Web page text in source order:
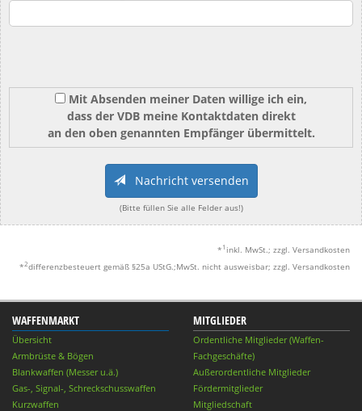
Mit Absenden meiner Daten willige ich ein,
dass der VDB meine Kontaktdaten direkt
an den oben genannten Empfänger übermittelt.
Nachricht versenden
(Bitte füllen Sie alle Felder aus!)
* 1 inkl. MwSt.; zzgl. Versandkosten
*2differenzbesteuert gemäß §25a UStG.;MwSt. nicht ausweisbar; zzgl. Versandkosten
WAFFENMARKT
Übersicht
Armbrüste & Bögen
Blankwaffen (Messer u.ä.)
Gas-, Signal-, Schreckschusswaffen
Kurzwaffen
MITGLIEDER
Ordentliche Mitglieder (Waffen-
Fachgeschäfte)
Außerordentliche Mitglieder
Fördermitglieder
Mitgliedschaft